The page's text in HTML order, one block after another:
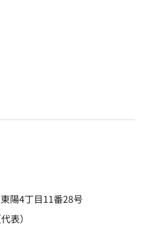
陽4丁目11番28号
代表）